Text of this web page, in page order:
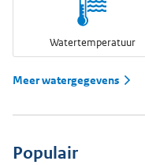
Watertemperatuur
Meer watergegevens
Populair